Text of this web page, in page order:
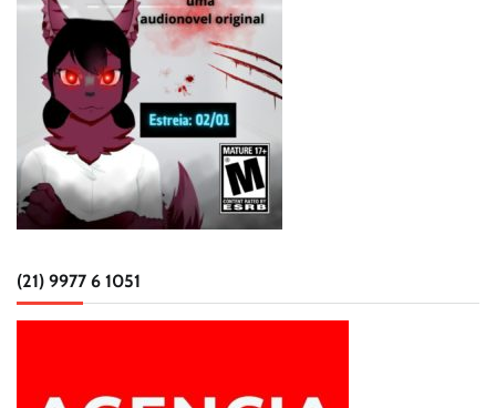
(21) 9977 6 1051